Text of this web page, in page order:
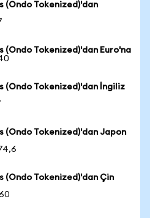
(Ondo Tokenized)'dan
(Ondo Tokenized)'dan Euro'na
(Ondo Tokenized)'dan İngiliz
(Ondo Tokenized)'dan Japon
(Ondo Tokenized)'dan Çin